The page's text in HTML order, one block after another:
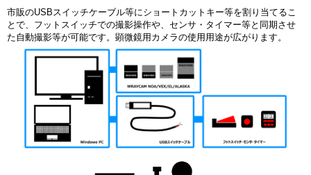
市販のUSBスイッチケーブル等にショートカットキー等を割り当てるこ
とで、フットスイッチでの撮影操作や、センサ・タイマー等と同期させ
た自動撮影等が可能です。顕微鏡用カメラの使用用途が広がります。